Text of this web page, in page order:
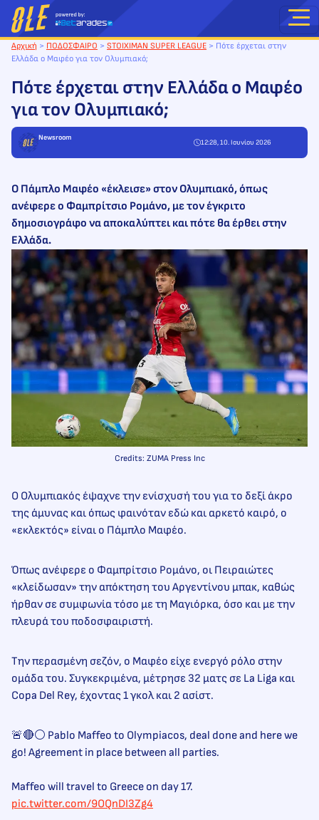
Μετάβαση
στο
περιεχόμενο
Αρχική > ΠΟΔΟΣΦΑΙΡΟ > STOIXIMAN SUPER LEAGUE > Πότε έρχεται στην
Ελλάδα ο Μαφέο για τον Ολυμπιακό;
Πότε έρχεται στην Ελλάδα ο Μαφέο
για τον Ολυμπιακό;
Newsroom
12:28, 10. Ιουνίου 2026
Ο Πάμπλο Μαφέο «έκλεισε» στον Ολυμπιακό, όπως
ανέφερε ο Φαμπρίτσιο Ρομάνο, με τον έγκριτο
δημοσιογράφο να αποκαλύπτει και πότε θα έρθει στην
Ελλάδα.
Credits: ZUMA Press Inc
Ο Ολυμπιακός έψαχνε την ενίσχυσή του για το δεξί άκρο
της άμυνας και όπως φαινόταν εδώ και αρκετό καιρό, ο
«εκλεκτός» είναι ο Πάμπλο Μαφέο.
Όπως ανέφερε ο Φαμπρίτσιο Ρομάνο, οι Πειραιώτες
«κλείδωσαν» την απόκτηση του Αργεντίνου μπακ, καθώς
ήρθαν σε συμφωνία τόσο με τη Μαγιόρκα, όσο και με την
πλευρά του ποδοσφαιριστή.
Την περασμένη σεζόν, ο Μαφέο είχε ενεργό ρόλο στην
ομάδα του. Συγκεκριμένα, μέτρησε 32 ματς σε La Liga και
Copa Del Rey, έχοντας 1 γκολ και 2 ασίστ.
🚨🔴⚪️ Pablo Maffeo to Olympiacos, deal done and here we
go! Agreement in place between all parties.
Maffeo will travel to Greece on day 17.
pic.twitter.com/9OQnDI3Zg4